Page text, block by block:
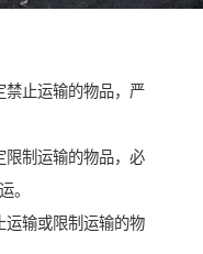
禁止运输的物品，严
限制运输的物品，必
。
运输或限制运输的物